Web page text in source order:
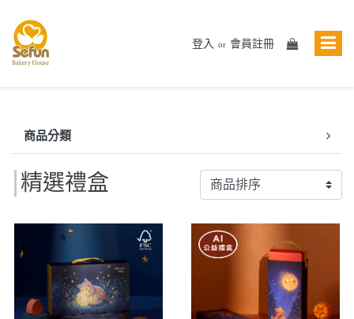
登入 or 會員註冊
商品分類
精選禮盒